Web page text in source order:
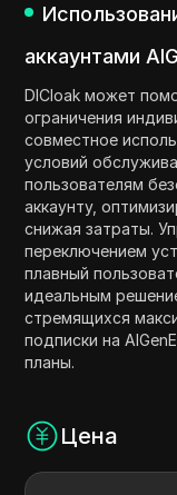
аккаунтами
DICloak может
ограничения
совместное
условий
пользователям
аккаунту,
снижая затраты.
переключением
плавный
идеальным
стремящихся
подписки на
планы.
Цена